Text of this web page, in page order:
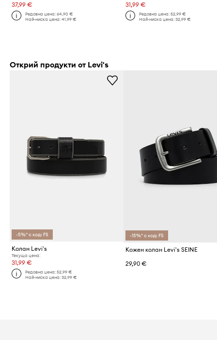
37,99 €
Редовна цена:64,90 €
Най-ниска цена:41,99 €
31,99 €
Редовна цена: 52,99 €
Най-ниска цена: 32,99 €
Открий продукти от Levi's
-5%* с код: FS
Колан Levi's
Текуща цена:
31,99 €
Редовна цена:52,99 €
Най-ниска цена:32,99 €
-15%* с код: FS
Кожен колан Levi's SEINE
29,90 €